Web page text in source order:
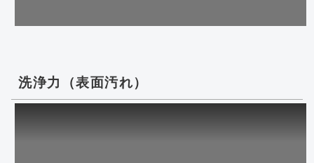
洗浄力（表面汚れ）